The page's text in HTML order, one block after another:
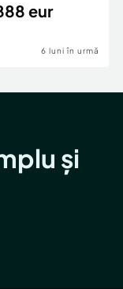
Mega
eur
6 luni în urmă
și